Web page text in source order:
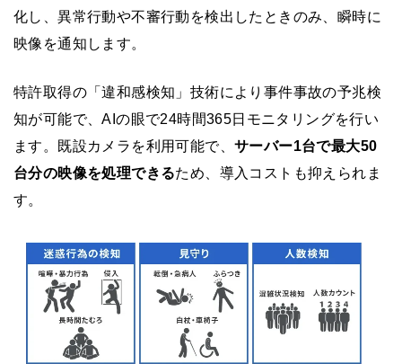
化し、異常行動や不審行動を検出したときのみ、瞬時に
映像を通知します。
特許取得の「違和感検知」技術により事件事故の予兆検
知が可能で、AIの眼で24時間365日モニタリングを行い
ます。既設カメラを利用可能で、サーバー1台で最大50
台分の映像を処理できるため、導入コストも抑えられま
す。